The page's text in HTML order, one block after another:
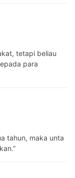
para
tahun, maka unta